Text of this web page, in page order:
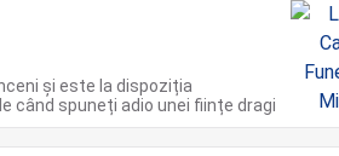
și este la dispoziția
când spuneți adio unei ființe dragi